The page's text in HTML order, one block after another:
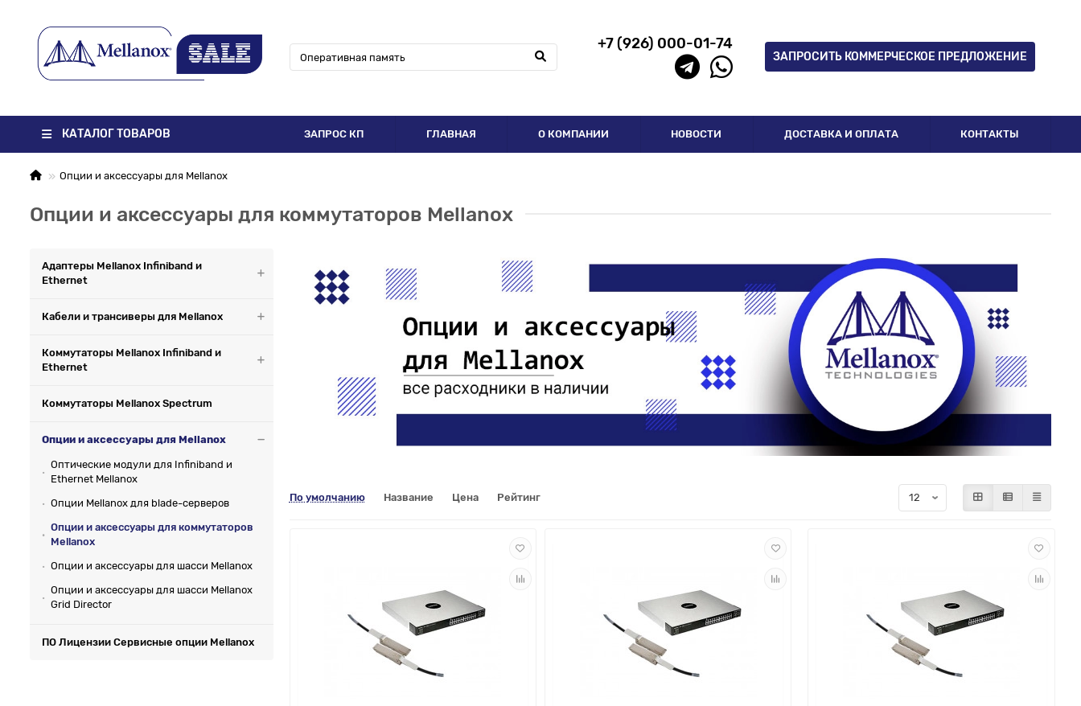
+7 (926) 000-01-74
ЗАПРОСИТЬ КОММЕРЧЕСКОЕ ПРЕДЛОЖЕНИЕ
КАТАЛОГ ТОВАРОВ ЗАПРОС КП ГЛАВНАЯ О КОМПАНИИ НОВОСТИ ДОСТАВКА И ОПЛАТА КОНТАКТЫ
Опции и аксессуары для Mellanox
Опции и аксессуары для коммутаторов Mellanox
Адаптеры Mellanox Infiniband и
Ethernet
Кабели и трансиверы для Mellanox
Коммутаторы Mellanox Infiniband и
Ethernet
Коммутаторы Mellanox Spectrum
Опции и аксессуары для Mellanox
Оптические модули для Infiniband и
Ethernet Mellanox
Опции Mellanox для blade-серверов
Опции и аксессуары для коммутаторов
Mellanox
Опции и аксессуары для шасси Mellanox
Опции и аксессуары для шасси Mellanox
Grid Director
ПО Лицензии Сервисные опции Mellanox
По умолчанию Название Цена Рейтинг